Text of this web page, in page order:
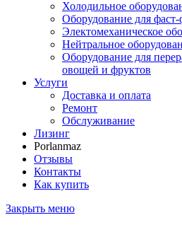
Холодильное
Оборудование для фаст-
Электомеханическое
Нейтральное
Оборудование для
овощей и фруктов
Услуги
Доставка и оплата
Ремонт
Обслуживание
Лизинг
Porlanmaz
Отзывы
Контакты
Как купить
Закрыть меню